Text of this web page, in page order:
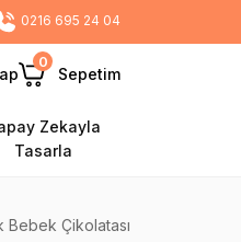
0216 695 24 04
0
Sepetim
Zekayla
Tasarla
Bebek Çikolatası